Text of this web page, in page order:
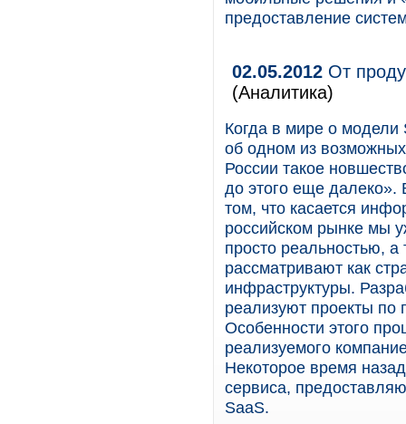
предоставление
02.05.2012 От
(Аналитика)
Когда в мире о модели
об одном из
России такое
до этого еще далеко».
том, что касается
российском рынке мы
просто реальностью,
рассматривают как
инфраструктуры.
реализуют проекты
Особенности этого
реализуемого
Некоторое время
сервиса,
SaaS.